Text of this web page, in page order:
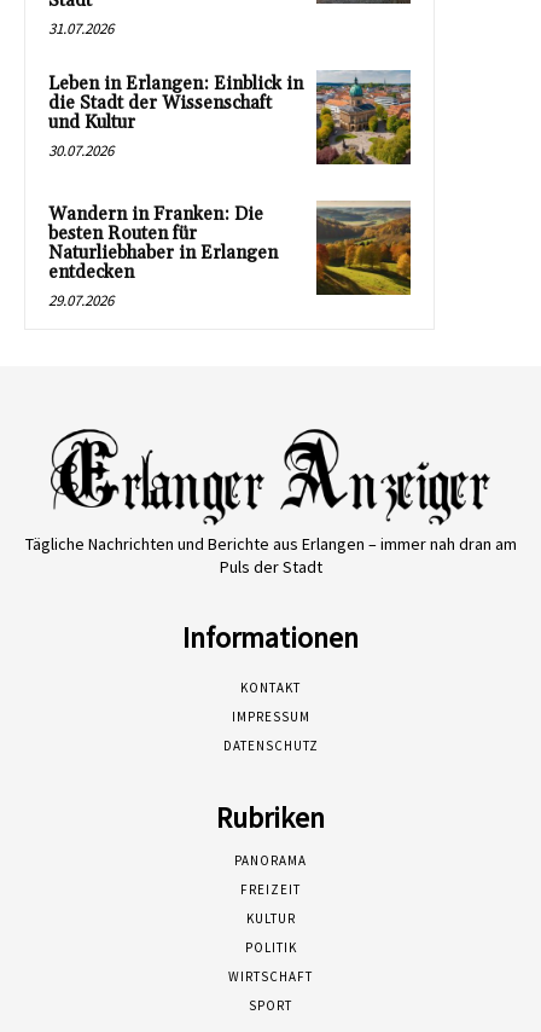
31.07.2026
Leben in Erlangen: Einblick in
die Stadt der Wissenschaft
und Kultur
30.07.2026
Wandern in Franken: Die
besten Routen für
Naturliebhaber in Erlangen
entdecken
29.07.2026
Tägliche Nachrichten und Berichte aus Erlangen – immer nah dran am
Puls der Stadt
Informationen
KONTAKT
IMPRESSUM
DATENSCHUTZ
Rubriken
PANORAMA
FREIZEIT
KULTUR
POLITIK
WIRTSCHAFT
SPORT